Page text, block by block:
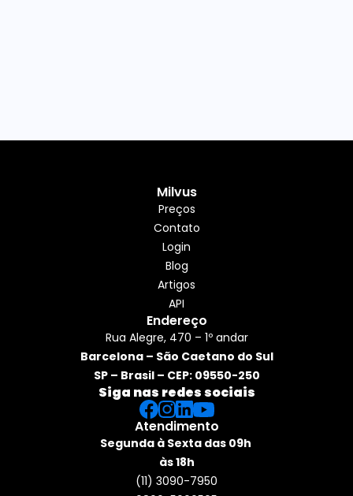
Milvus
Preços
Contato
Login
Blog
Artigos
API
Endereço
Rua Alegre, 470 – 1º andar
Barcelona – São Caetano do Sul
SP – Brasil – CEP: 09550-250
Siga nas redes sociais
Atendimento
Segunda à Sexta das 09h
às 18h
(11) 3090-7950